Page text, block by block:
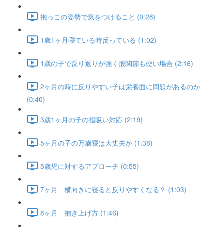
抱っこの姿勢で気をつけること (0:28)
1歳1ヶ月寝ている時反っている (1:02)
1歳の子で反り返りが強く股関節も硬い場合 (2:16)
2ヶ月の時に反りやすい子は栄養面に問題があるのか
(0:40)
3歳1ヶ月の子の指吸い対応 (2:19)
5ヶ月の子の万歳寝は大丈夫か (1:38)
5歳児に対するアプローチ (0:55)
7ヶ月 横向きに寝ると反りやすくなる？ (1:03)
8ヶ月 抱き上げ方 (1:46)